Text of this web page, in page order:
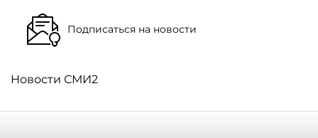
Подписаться на новости
Новости СМИ2